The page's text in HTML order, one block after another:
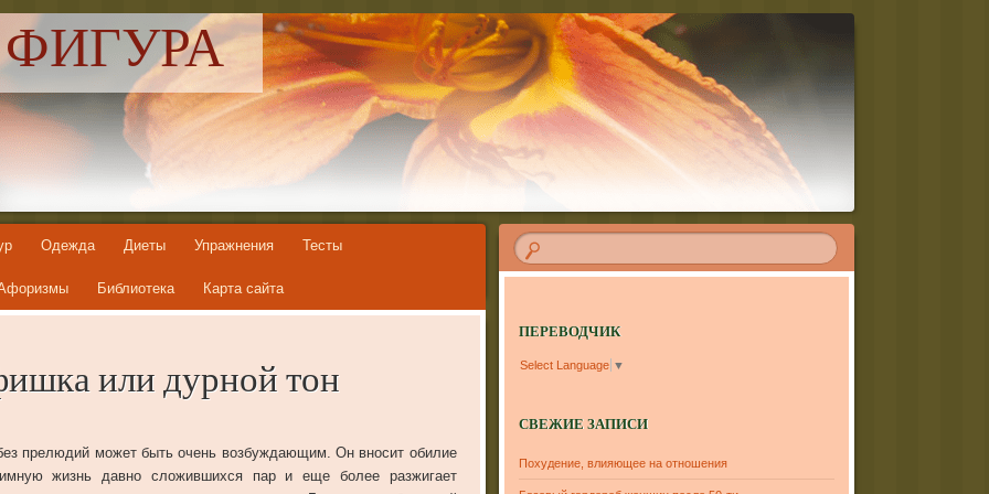
Одежда Диеты Упражнения Тесты
Библиотека Карта сайта
или дурной тон
прелюдий может быть очень возбуждающим. Он вносит обилие
жизнь давно сложившихся пар и еще более разжигает
ПЕРЕВОДЧИК
Select Language ▼
СВЕЖИЕ ЗАПИСИ
Похудение, влияющее на отношения